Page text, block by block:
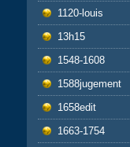
1120-louis
13h15
1548-1608
1588jugement
1658edit
1663-1754